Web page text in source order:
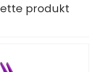
produkt